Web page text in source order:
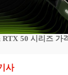
RTX 50 시리즈 가
사